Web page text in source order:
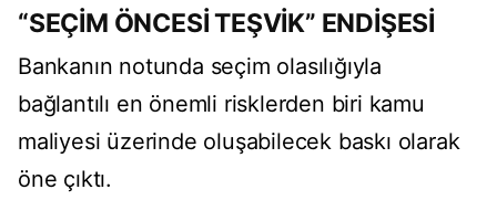
“SEÇİM ÖNCESİ TEŞVİK” ENDİŞESİ
Bankanın notunda seçim olasılığıyla
bağlantılı en önemli risklerden biri kamu
maliyesi üzerinde oluşabilecek baskı olarak
öne çıktı.